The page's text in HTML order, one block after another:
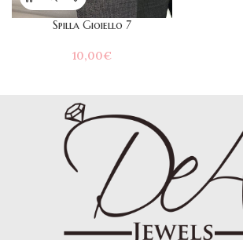
Spilla Gioiello 7
10,00€